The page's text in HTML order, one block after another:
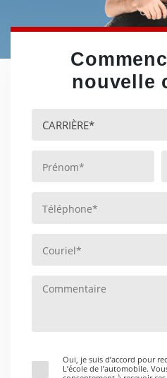
nouvelle
Oui, je suis d’accord pour
L’école de l’automobile.